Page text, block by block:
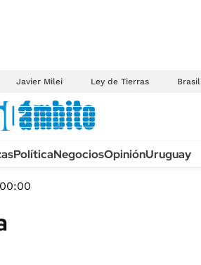
Javier Milei Ley de Tierras Brasil
PolíticaNegociosOpiniónUruguay